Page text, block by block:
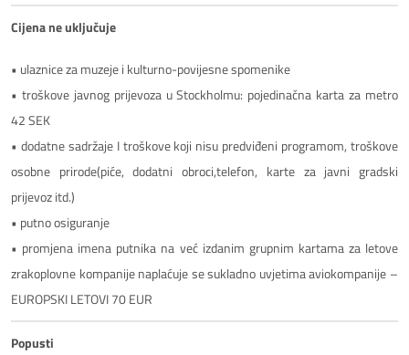
Cijena ne uključuje
• ulaznice za muzeje i kulturno-povijesne spomenike
• troškove javnog prijevoza u Stockholmu: pojedinačna karta za metro
42 SEK
• dodatne sadržaje I troškove koji nisu predviđeni programom, troškove
osobne prirode(piće, dodatni obroci,telefon, karte za javni gradski
prijevoz itd.)
• putno osiguranje
• promjena imena putnika na već izdanim grupnim kartama za letove
zrakoplovne kompanije naplaćuje se sukladno uvjetima aviokompanije –
EUROPSKI LETOVI 70 EUR
Popusti